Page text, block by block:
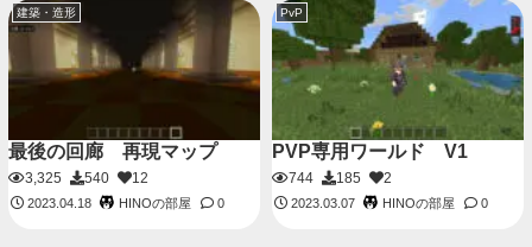
建築・造形
最後の回廊 再現マップ
3,325 540 12
2023.04.18 HINOの部屋 0
PvP
PVP専用ワールド V1
744 185 2
2023.03.07 HINOの部屋 0